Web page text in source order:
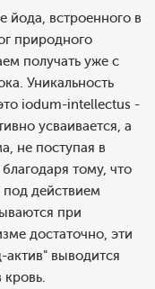
йода, встроенного в
природного
получать уже с
Уникальность
iodum-intellectus -
усваивается, а
не поступая в
тому, что
под действием
при
достаточно, эти
выводится
кровь.